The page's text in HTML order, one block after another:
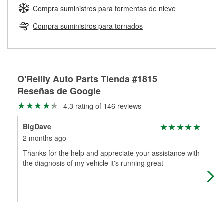
Más información sobre el Programa de Préstamo de
Herramientas de O'Reilly
medirán tus tambores o discos para determinar si pueden
ser rectificados con seguridad. Si tus tambores o discos no
pueden ser reutilizados, podemos ayudarte a encontrar las
partes de reemplazo correctas para tu reparación.
Rectificación de tambores y discos de freno
Compra suministros para tormentas de nieve
Compra suministros para tornados
O'Reilly Auto Parts Tienda #1815
Reseñas de Google
4.3 rating of 146 reviews
BigDave
2 months ago
Thanks for the help and appreciate your assistance with
the diagnosis of my vehicle it's running great